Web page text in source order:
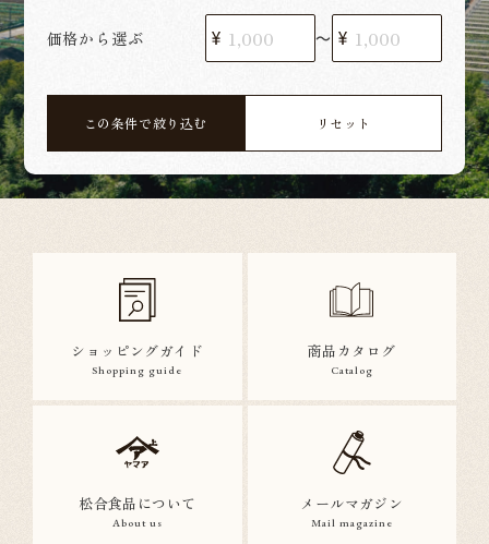
価格から選ぶ 〜
この条件で絞り込む リセット
ショッピングガイド
Shopping guide
商品カタログ
Catalog
松合食品について
About us
メールマガジン
Mail magazine